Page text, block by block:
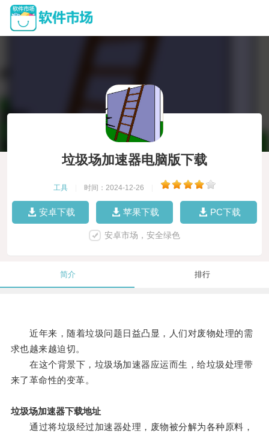
垃圾场加速器电脑版下载
工具 时间：2024-12-26
安卓下载 苹果下载 PC下载
安卓市场，安全绿色
简介 排行
近年来，随着垃圾问题日益凸显，人们对废物处理的需
求也越来越迫切。
在这个背景下，垃圾场加速器应运而生，给垃圾处理带
来了革命性的变革。
垃圾场加速器下载地址
通过将垃圾经过加速器处理，废物被分解为各种原料，